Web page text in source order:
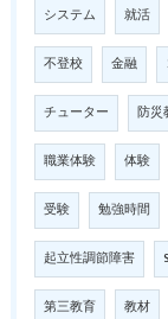
システム 就活
不登校 金融
チューター 防災
職業体験 体験
受験 勉強時間
起立性調節障害
第三教育 教材